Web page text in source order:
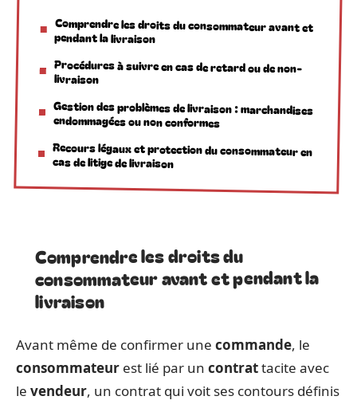
Comprendre les droits du consommateur avant et
pendant la livraison
Procédures à suivre en cas de retard ou de non-
livraison
Gestion des problèmes de livraison : marchandises
endommagées ou non conformes
Recours légaux et protection du consommateur en
cas de litige de livraison
Comprendre les droits du
consommateur avant et pendant la
livraison
Avant même de confirmer une commande, le
consommateur est lié par un contrattacite avec
le vendeur, un contrat qui voit ses contours définis